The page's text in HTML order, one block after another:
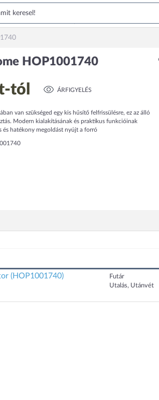
HOP1001740
-tól ÁRFIGYELÉS
van szükséged egy kis hűsítő felfrissülésre, ez az álló
Modern kialakításának és praktikus funkcióinak
és hatékony megoldást nyújt a forró
(HOP1001740)
Futár
Utalás, Utánvét